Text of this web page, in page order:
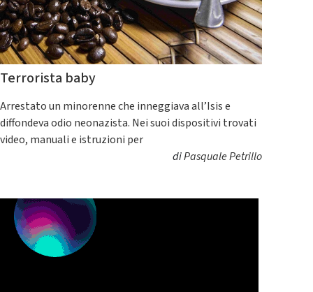
Terrorista baby
Arrestato un minorenne che inneggiava all’Isis e
diffondeva odio neonazista. Nei suoi dispositivi trovati
video, manuali e istruzioni per
diPasquale Petrillo